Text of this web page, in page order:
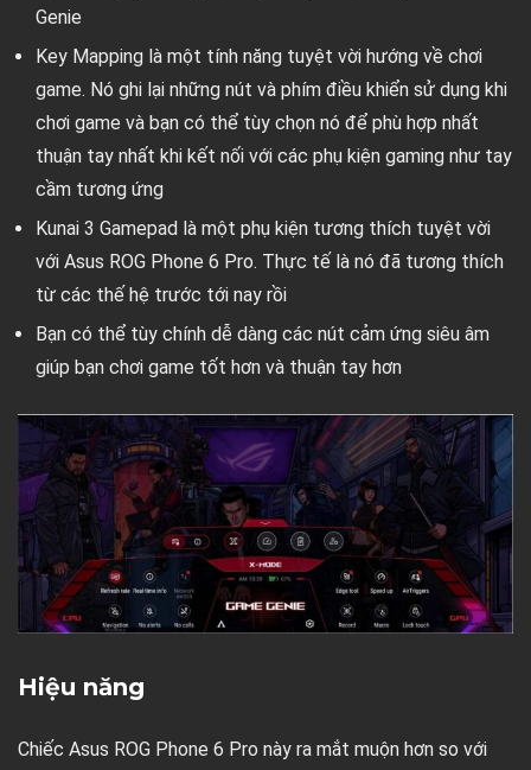
Genie
Key Mapping là một tính năng tuyệt vời hướng về chơi
game. Nó ghi lại những nút và phím điều khiển sử dụng khi
chơi game và bạn có thể tùy chọn nó để phù hợp nhất
thuận tay nhất khi kết nối với các phụ kiện gaming như tay
cầm tương ứng
Kunai 3 Gamepad là một phụ kiện tương thích tuyệt vời
với Asus ROG Phone 6 Pro. Thực tế là nó đã tương thích
từ các thế hệ trước tới nay rồi
Bạn có thể tùy chính dễ dàng các nút cảm ứng siêu âm
giúp bạn chơi game tốt hơn và thuận tay hơn
Hiệu năng
Chiếc Asus ROG Phone 6 Pro này ra mắt muộn hơn so với